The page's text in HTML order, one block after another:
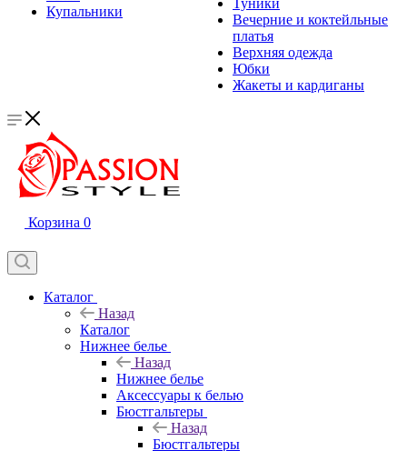
Купальники
Туники
Вечерние и коктейльные
платья
Верхняя одежда
Юбки
Жакеты и кардиганы
Корзина 0
Каталог
Назад
Каталог
Нижнее белье
Назад
Нижнее белье
Аксессуары к белью
Бюстгальтеры
Назад
Бюстгальтеры